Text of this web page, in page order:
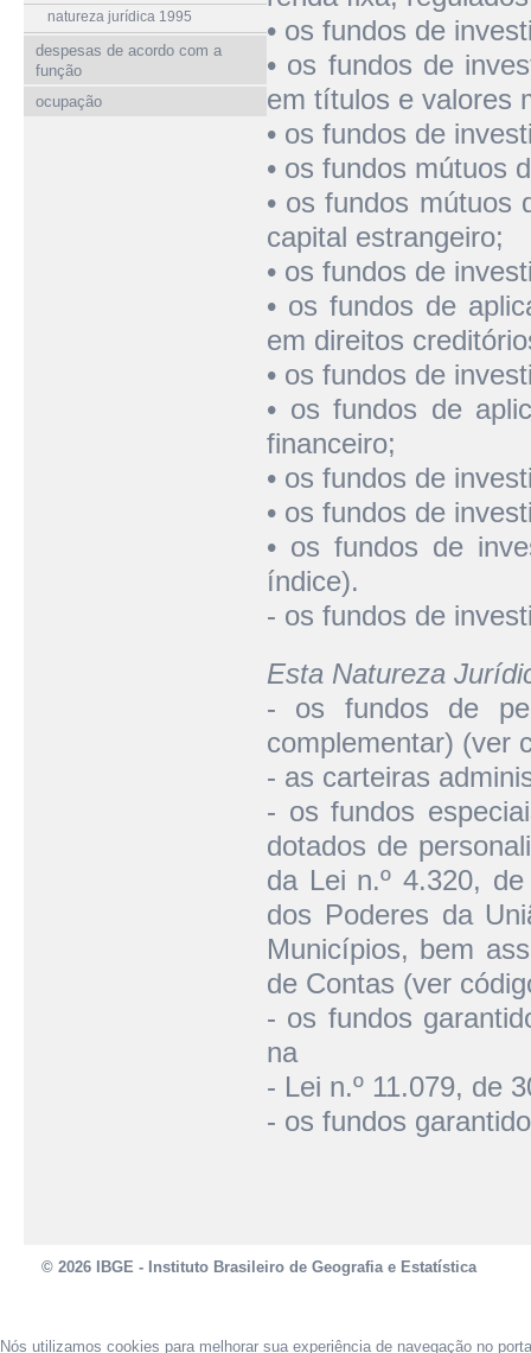
natureza jurídica 1995
despesas de acordo com a
função
ocupação
• os fundos de
• os fundos de
em títulos e valores
• os fundos de
• os fundos mútuos
• os fundos mútuos
capital estrangeiro;
• os fundos de
• os fundos de
em direitos
• os fundos de
• os fundos de
financeiro;
• os fundos de
• os fundos de
• os fundos de
índice).
- os fundos de
Esta Natureza
- os fundos de
complementar) (ver
- as carteiras
- os fundos
dotados de
da Lei n.º 4.320,
dos Poderes da
Municípios, bem
de Contas (ver
- os fundos
na
- Lei n.º 11.079, de
- os fundos
© 2026 IBGE - Instituto Brasileiro de Geografia e Estatística
Nós utilizamos cookies para melhorar sua experiência de navegação no